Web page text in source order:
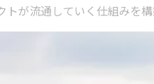
トが流通していく仕組みを構